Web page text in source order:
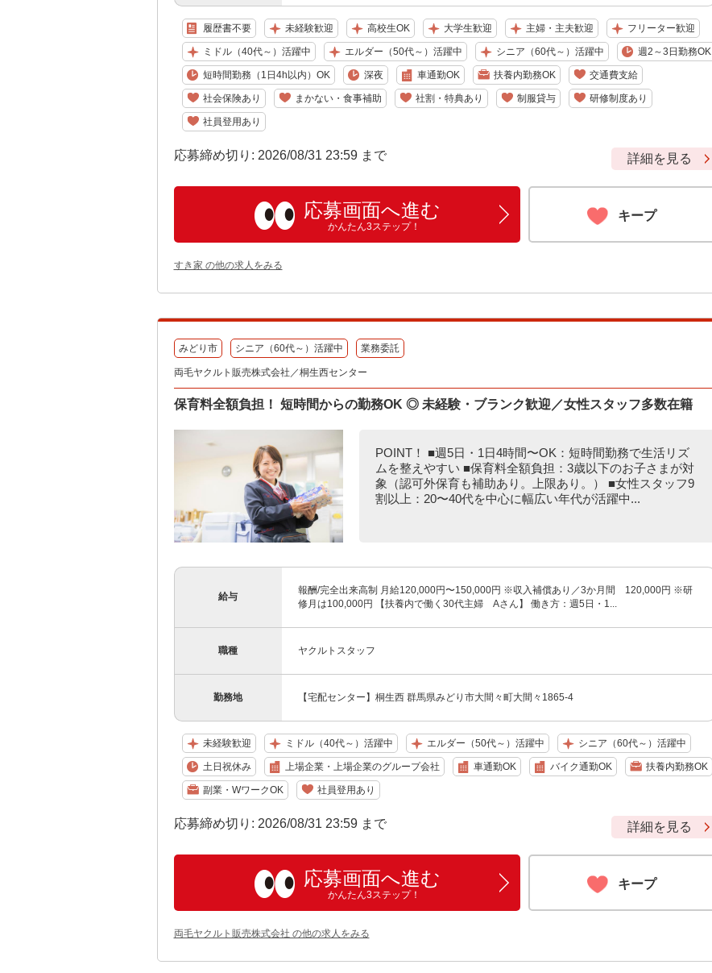
履歴書不要 未経験歓迎 高校生OK 大学生歓迎 主婦・主夫歓迎 フリーター歓迎
ミドル（40代～）活躍中 エルダー（50代～）活躍中 シニア（60代～）活躍中 週2～3日勤務OK
短時間勤務（1日4h以内）OK 深夜 車通勤OK 扶養内勤務OK 交通費支給
社会保険あり まかない・食事補助 社割・特典あり 制服貸与 研修制度あり
社員登用あり
応募締め切り: 2026/08/31 23:59 まで 詳細を見る
応募画面へ進む
かんたん3ステップ！
キープ
すき家 の他の求人をみる
みどり市 シニア（60代～）活躍中 業務委託
両毛ヤクルト販売株式会社／桐生西センター
保育料全額負担！ 短時間からの勤務OK ◎ 未経験・ブランク歓迎／女性スタッフ多数在籍
POINT！ ■週5日・1日4時間〜OK：短時間勤務で生活リズ
ムを整えやすい ■保育料全額負担：3歳以下のお子さまが対
象（認可外保育も補助あり。上限あり。） ■女性スタッフ9
割以上：20〜40代を中心に幅広い年代が活躍中...
給与
報酬/完全出来高制 月給120,000円〜150,000円 ※収入補償あり／3か月間 120,000円 ※研
修月は100,000円 【扶養内で働く30代主婦 Aさん】 働き方：週5日・1...
職種 ヤクルトスタッフ
勤務地 【宅配センター】桐生西 群馬県みどり市大間々町大間々1865-4
未経験歓迎 ミドル（40代～）活躍中 エルダー（50代～）活躍中 シニア（60代～）活躍中
土日祝休み 上場企業・上場企業のグループ会社 車通勤OK バイク通勤OK 扶養内勤務OK
副業・WワークOK 社員登用あり
応募締め切り: 2026/08/31 23:59 まで 詳細を見る
応募画面へ進む
かんたん3ステップ！
キープ
両毛ヤクルト販売株式会社 の他の求人をみる